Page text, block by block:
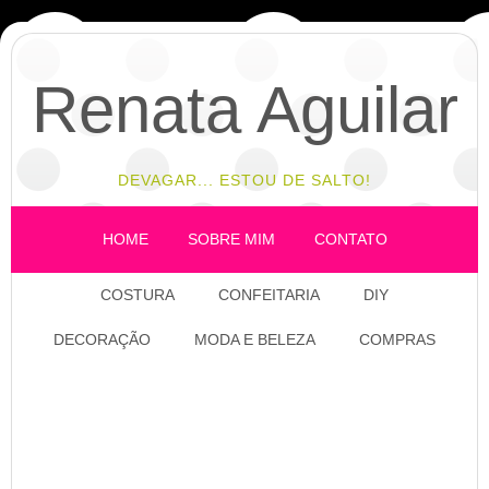
Renata Aguilar
DEVAGAR... ESTOU DE SALTO!
HOME SOBRE MIM CONTATO
COSTURA CONFEITARIA DIY
DECORAÇÃO MODA E BELEZA COMPRAS